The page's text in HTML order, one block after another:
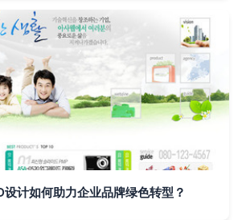
计如何助力企业品牌绿色转型？